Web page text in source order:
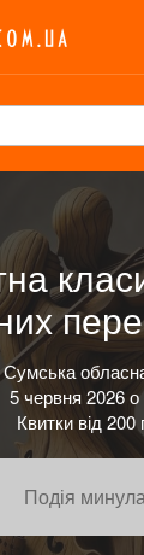
5 червня 2026
Квитки від 200
Подія